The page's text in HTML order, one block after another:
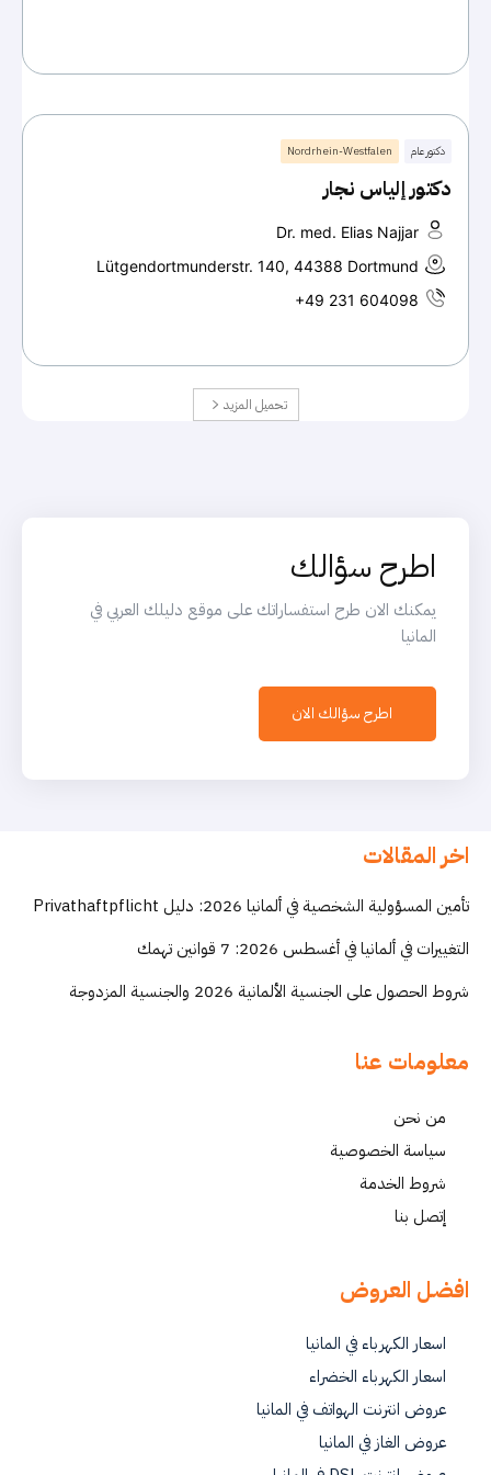
دكتور عام Nordrhein-Westfalen
دكتور إلياس نجار
Dr. med. Elias Najjar
Lütgendortmunderstr. 140, 44388 Dortmund
+49 231 604098
تحميل المزيد
اطرح سؤالك
يمكنك الان طرح استفساراتك على موقع دليلك العربي في
المانيا
اطرح سؤالك الان
اخر المقالات
تأمين المسؤولية الشخصية في ألمانيا 2026: دليل Privathaftpflicht
التغييرات في ألمانيا في أغسطس 2026: 7 قوانين تهمك
شروط الحصول على الجنسية الألمانية 2026 والجنسية المزدوجة
معلومات عنا
من نحن
سياسة الخصوصية
شروط الخدمة
إتصل بنا
افضل العروض
اسعار الكهرباء في المانيا
اسعار الكهرباء الخضراء
عروض انترنت الهواتف في المانيا
عروض الغاز في المانيا